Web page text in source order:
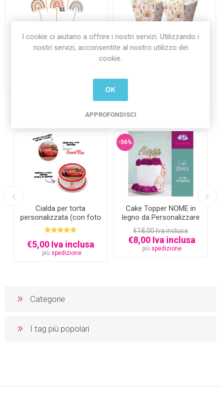
Picks Sagomati Boho 25
Sweety Box Boho 6,5x8x6,5
Cialda per torta
personalizzata (con foto
e testo)
€5,00 Iva inclusa
più spedizione
-56%
Cake Topper NOME in
legno da Personalizzare
€18,00 Iva inclusa
€8,00 Iva inclusa
più spedizione
Categorie
I tag più popolari
I cookie ci aiutano a offrire i nostri servizi. Utilizzando i
nostri servizi, acconsentite al nostro utilizzo dei
cookie.
OK
APPROFONDISCI